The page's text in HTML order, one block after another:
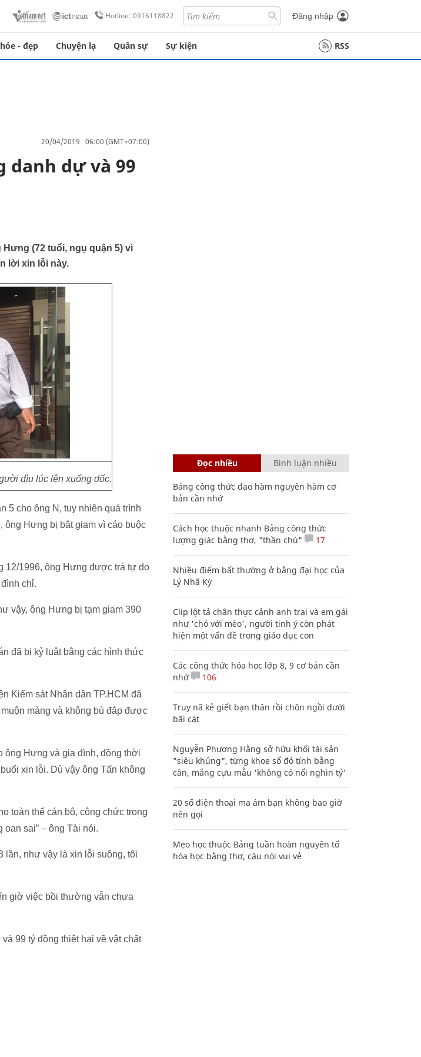
Hotline: 0916118822 Đăng nhập
- đẹp Chuyện lạ Quân sự Sự kiện RSS
20/04/2019 06:00 (GMT+07:00)
danh dự và 99
Hưng (72 tuổi, ngụ quận 5) vì
lời xin lỗi này.
dìu lúc lên xuống dốc.
5 cho ông N, tuy nhiên quá trình
ông Hưng bị bắt giam vì cáo buộc
12/1996, ông Hưng được trả tự do
chỉ.
vậy, ông Hưng bị tạm giam 390
đã bị kỷ luật bằng các hình thức
Kiểm sát Nhân dân TP.HCM đã
màng và không bù đắp được
ông Hưng và gia đình, đồng thời
xin lỗi. Dù vậy ông Tấn không
toàn thể cán bộ, công chức trong
oan sai” – ông Tài nói.
lần, như vậy là xin lỗi suông, tôi
giờ việc bồi thường vẫn chưa
99 tỷ đồng thiệt hại về vật chất
Đọc nhiều Bình luận nhiều
Bảng công thức đạo hàm nguyên hàm cơ
bản cần nhớ
Cách học thuộc nhanh Bảng công thức
lượng giác bằng thơ, "thần chú"
17
Nhiều điểm bất thường ở bằng đại học của
Lý Nhã Kỳ
Clip lột tả chân thực cảnh anh trai và em gái
như 'chó với mèo', người tinh ý còn phát
hiện một vấn đề trong giáo dục con
Các công thức hóa học lớp 8, 9 cơ bản cần
nhớ
106
Truy nã kẻ giết bạn thân rồi chôn ngồi dưới
bãi cát
Nguyễn Phương Hằng sở hữu khối tài sản
"siêu khủng", từng khoe sổ đỏ tính bằng
cân, mắng cựu mẫu 'không có nổi nghìn tỷ'
20 số điện thoại ma ám bạn không bao giờ
nên gọi
Mẹo học thuộc Bảng tuần hoàn nguyên tố
hóa học bằng thơ, câu nói vui vẻ